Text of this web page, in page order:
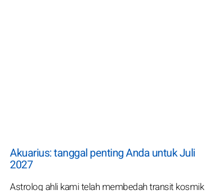
Akuarius: tanggal penting Anda untuk Juli
2027
Astrolog ahli kami telah membedah transit kosmik